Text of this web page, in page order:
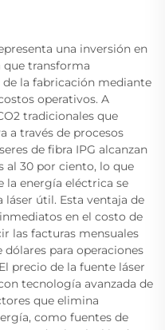
una inversión en
que transforma
la fabricación mediante
operativos. A
tradicionales que
a través de procesos
de fibra IPG alcanzan
al 30 por ciento, lo que
la energía eléctrica se
útil. Esta ventaja de
en el costo de
las facturas mensuales
para operaciones
precio de la fuente láser
tecnología avanzada de
que elimina
como fuentes de